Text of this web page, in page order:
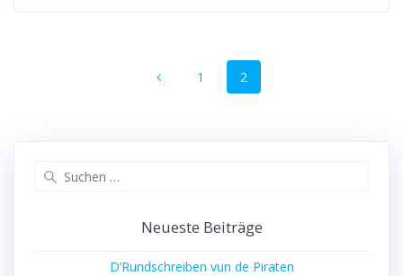
Beitragsnavigation
Seite
1 Seite
2
Neueste Beiträge
D’Rundschreiben vun de Piraten